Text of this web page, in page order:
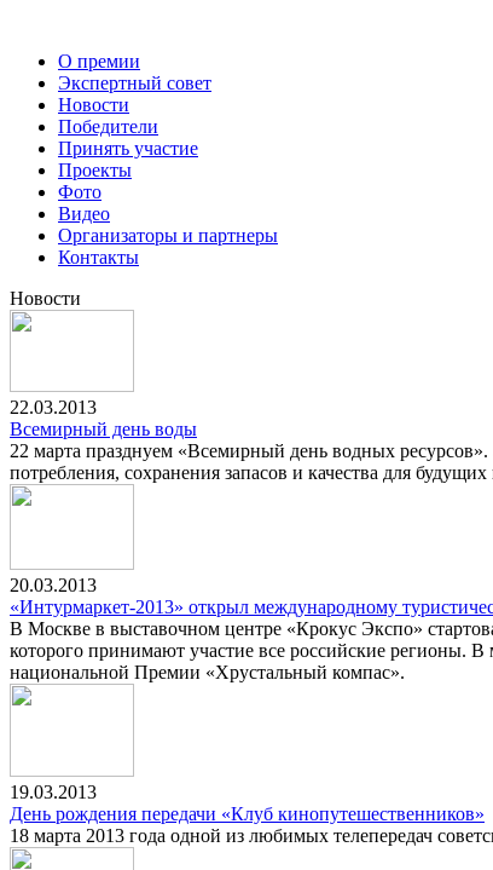
О премии
Экспертный совет
Новости
Победители
Принять участие
Проекты
Фото
Видео
Организаторы и партнеры
Контакты
Новости
22.03.2013
Всемирный день воды
22 марта празднуем «Всемирный день водных
потребления, сохранения запасов и качества для
20.03.2013
«Интурмаркет-2013» открыл международному
В Москве в выставочном центре «Крокус Экспо»
которого принимают участие все российские регионы.
национальной Премии «Хрустальный компас».
19.03.2013
День рождения передачи «Клуб кинопутешественников»
18 марта 2013 года одной из любимых телепередач